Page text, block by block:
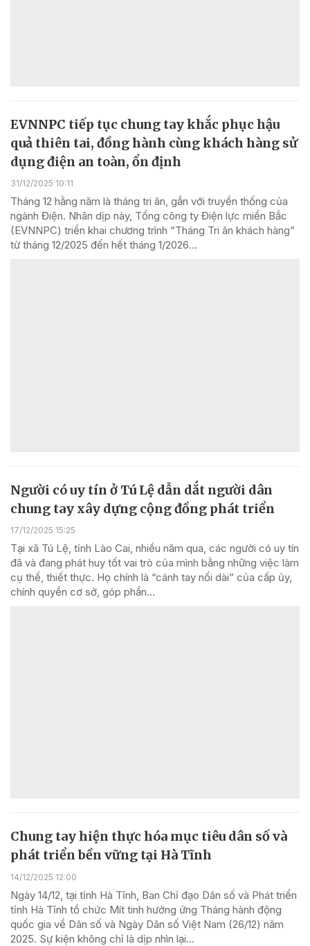
EVNNPC tiếp tục chung tay khắc phục hậu
quả thiên tai, đồng hành cùng khách hàng sử
dụng điện an toàn, ổn định
31/12/2025 10:11
Tháng 12 hằng năm là tháng tri ân, gắn với truyền thống của
ngành Điện. Nhân dịp này, Tổng công ty Điện lực miền Bắc
(EVNNPC) triển khai chương trình “Tháng Tri ân khách hàng”
từ tháng 12/2025 đến hết tháng 1/2026...
Người có uy tín ở Tú Lệ dẫn dắt người dân
chung tay xây dựng cộng đồng phát triển
17/12/2025 15:25
Tại xã Tú Lệ, tỉnh Lào Cai, nhiều năm qua, các người có uy tín
đã và đang phát huy tốt vai trò của mình bằng những việc làm
cụ thể, thiết thực. Họ chính là “cánh tay nối dài” của cấp ủy,
chính quyền cơ sở, góp phần...
Chung tay hiện thực hóa mục tiêu dân số và
phát triển bền vững tại Hà Tĩnh
14/12/2025 12:00
Ngày 14/12, tại tỉnh Hà Tĩnh, Ban Chỉ đạo Dân số và Phát triển
tỉnh Hà Tĩnh tổ chức Mít tinh hưởng ứng Tháng hành động
quốc gia về Dân số và Ngày Dân số Việt Nam (26/12) năm
2025. Sự kiện không chỉ là dịp nhìn lại...